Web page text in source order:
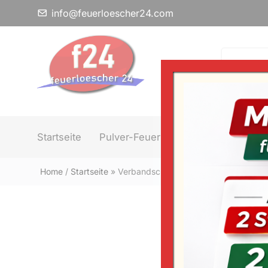
info@feuerloescher24.com
Startseite Pulver-Feuerlöscher
Home/ Startseite» Verbandschrank aus Stahlblech ohne